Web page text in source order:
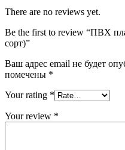
There are no reviews yet.
Be the first to review “ПВХ
сорт)”
Ваш адрес email не будет
помечены *
Your rating *
Your review *